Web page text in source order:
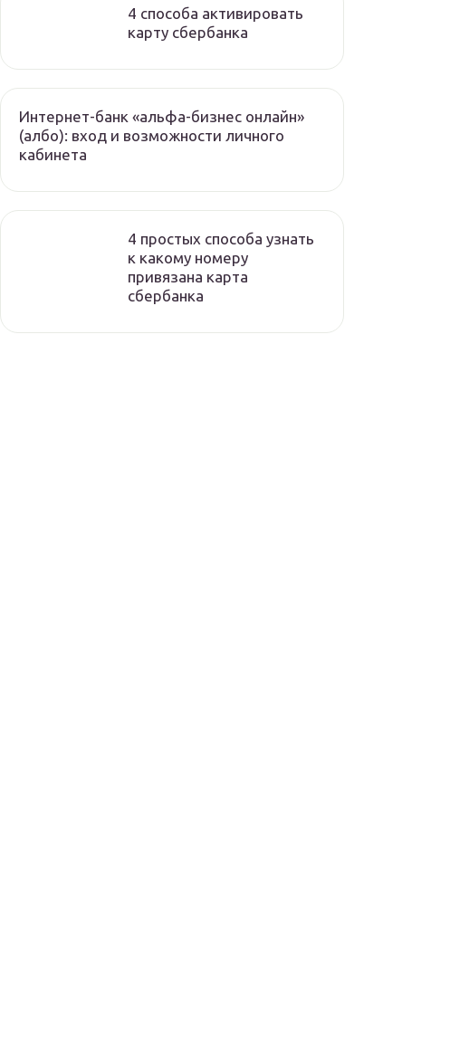
4 способа активировать
карту сбербанка
Интернет-банк «альфа-бизнес онлайн»
(албо): вход и возможности личного
кабинета
4 простых способа узнать
к какому номеру
привязана карта
сбербанка